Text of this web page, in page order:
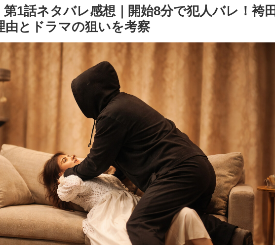
第1話ネタバレ感想｜開始8分で犯人バレ！袴田
由とドラマの狙いを考察